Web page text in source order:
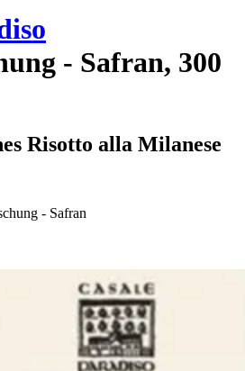
- Safran, 300
Risotto alla Milanese
- Safran